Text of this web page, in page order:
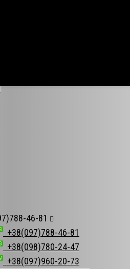
46-81
+38(097)788-46-81
+38(098)780-24-47
+38(097)960-20-73